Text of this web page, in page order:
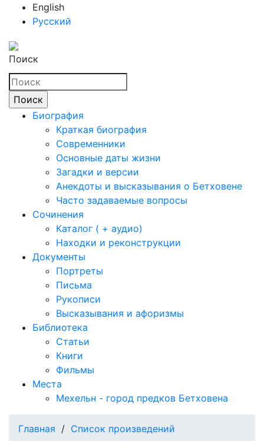
English
Русский
Поиск
Биография
Краткая биография
Современники
Основные даты жизни
Загадки и версии
Анекдоты и высказывания о Бетховене
Часто задаваемые вопросы
Сочинения
Каталог ( + аудио)
Находки и реконструкции
Документы
Портреты
Письма
Рукописи
Высказывания и афоризмы
Библиотека
Статьи
Книги
Фильмы
Места
Мехельн - город предков Бетховена
Главная / Список произведений